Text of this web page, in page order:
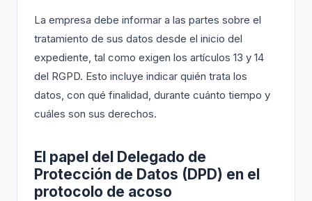
La empresa debe informar a las partes sobre el
tratamiento de sus datos desde el inicio del
expediente, tal como exigen los artículos 13 y 14
del RGPD. Esto incluye indicar quién trata los
datos, con qué finalidad, durante cuánto tiempo y
cuáles son sus derechos.
El papel del Delegado de
Protección de Datos (DPD) en el
protocolo de acoso